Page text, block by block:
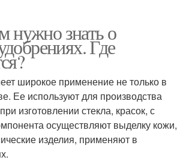
нужно знать о
Где
широкое применение не только в
Ее используют для производства
изготовлении стекла, красок, с
осуществляют выделку кожи,
изделия, применяют в